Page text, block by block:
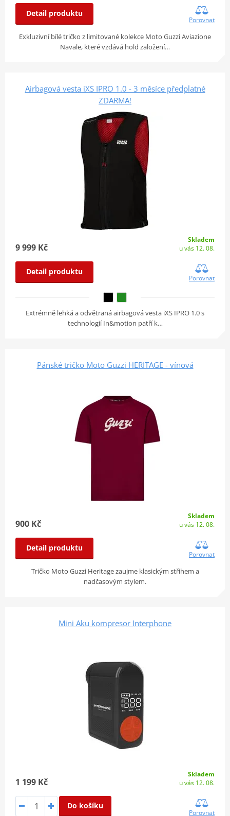
Detail produktu
Porovnat
Exkluzivní bílé tričko z limitované kolekce Moto Guzzi Aviazione
Navale, které vzdává hold založení…
Airbagová vesta iXS IPRO 1.0 - 3 měsíce předplatné
ZDARMA!
9 999 Kč
Skladem
u vás 12. 08.
Detail produktu
Porovnat
Extrémně lehká a odvětraná airbagová vesta iXS IPRO 1.0 s
technologií In&motion patří k…
Pánské tričko Moto Guzzi HERITAGE - vínová
900 Kč
Skladem
u vás 12. 08.
Detail produktu
Porovnat
Tričko Moto Guzzi Heritage zaujme klasickým střihem a
nadčasovým stylem.
Mini Aku kompresor Interphone
1 199 Kč
Skladem
u vás 12. 08.
Do košíku
Porovnat